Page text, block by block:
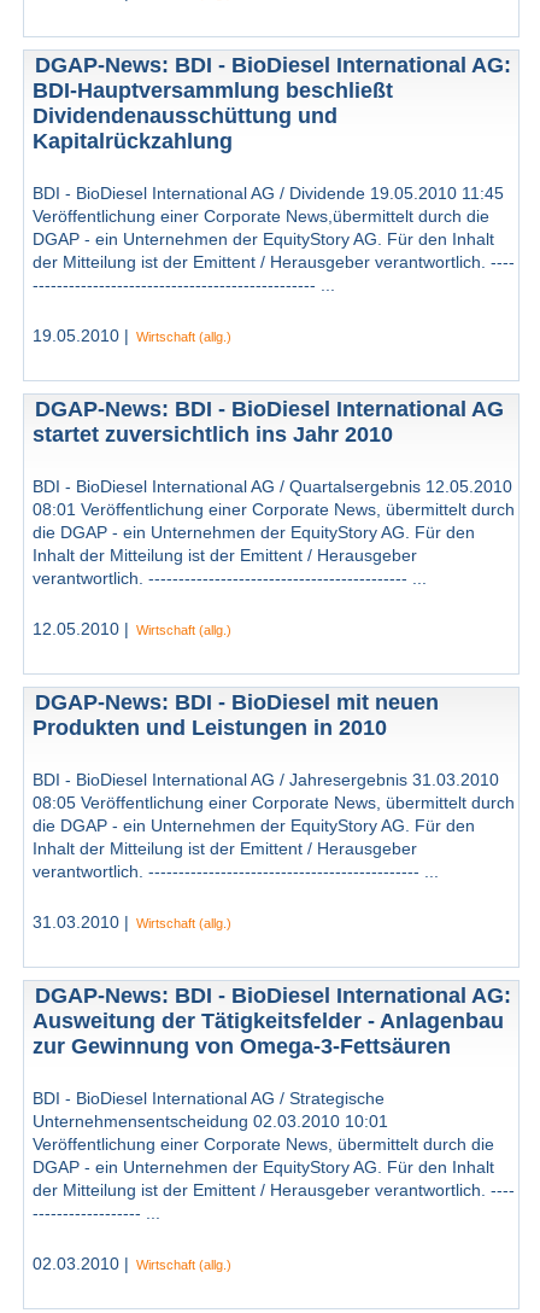
DGAP-News: BDI - BioDiesel International AG:
BDI-Hauptversammlung beschließt
Dividendenausschüttung und
Kapitalrückzahlung
BDI - BioDiesel International AG / Dividende 19.05.2010 11:45
Veröffentlichung einer Corporate News,übermittelt durch die
DGAP - ein Unternehmen der EquityStory AG. Für den Inhalt
der Mitteilung ist der Emittent / Herausgeber verantwortlich. ----
----------------------------------------------- ...
19.05.2010 | Wirtschaft (allg.)
DGAP-News: BDI - BioDiesel International AG
startet zuversichtlich ins Jahr 2010
BDI - BioDiesel International AG / Quartalsergebnis 12.05.2010
08:01 Veröffentlichung einer Corporate News, übermittelt durch
die DGAP - ein Unternehmen der EquityStory AG. Für den
Inhalt der Mitteilung ist der Emittent / Herausgeber
verantwortlich. ------------------------------------------- ...
12.05.2010 | Wirtschaft (allg.)
DGAP-News: BDI - BioDiesel mit neuen
Produkten und Leistungen in 2010
BDI - BioDiesel International AG / Jahresergebnis 31.03.2010
08:05 Veröffentlichung einer Corporate News, übermittelt durch
die DGAP - ein Unternehmen der EquityStory AG. Für den
Inhalt der Mitteilung ist der Emittent / Herausgeber
verantwortlich. --------------------------------------------- ...
31.03.2010 | Wirtschaft (allg.)
DGAP-News: BDI - BioDiesel International AG:
Ausweitung der Tätigkeitsfelder - Anlagenbau
zur Gewinnung von Omega-3-Fettsäuren
BDI - BioDiesel International AG / Strategische
Unternehmensentscheidung 02.03.2010 10:01
Veröffentlichung einer Corporate News, übermittelt durch die
DGAP - ein Unternehmen der EquityStory AG. Für den Inhalt
der Mitteilung ist der Emittent / Herausgeber verantwortlich. ----
------------------ ...
02.03.2010 | Wirtschaft (allg.)